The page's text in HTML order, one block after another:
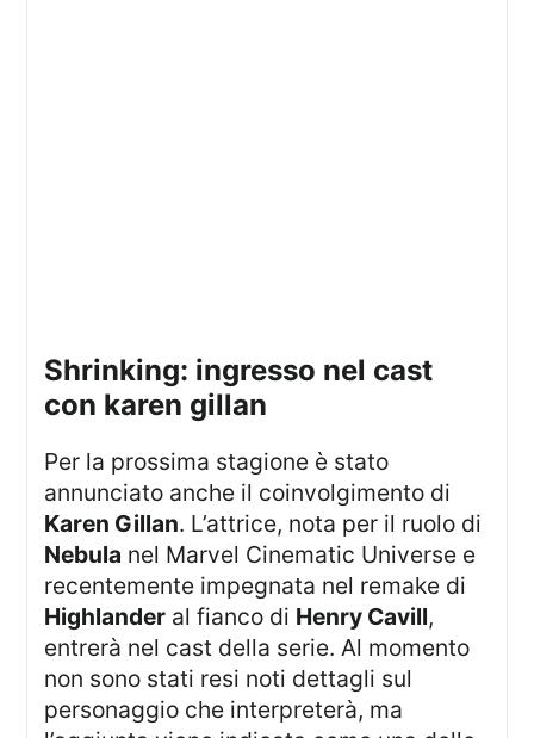
shrinking: ingresso nel cast
con karen gillan
Per la prossima stagione è stato
annunciato anche il coinvolgimento di
Karen Gillan. L’attrice, nota per il ruolo di
Nebula nel Marvel Cinematic Universe e
recentemente impegnata nel remake di
Highlander al fianco di Henry Cavill,
entrerà nel cast della serie. Al momento
non sono stati resi noti dettagli sul
personaggio che interpreterà, ma